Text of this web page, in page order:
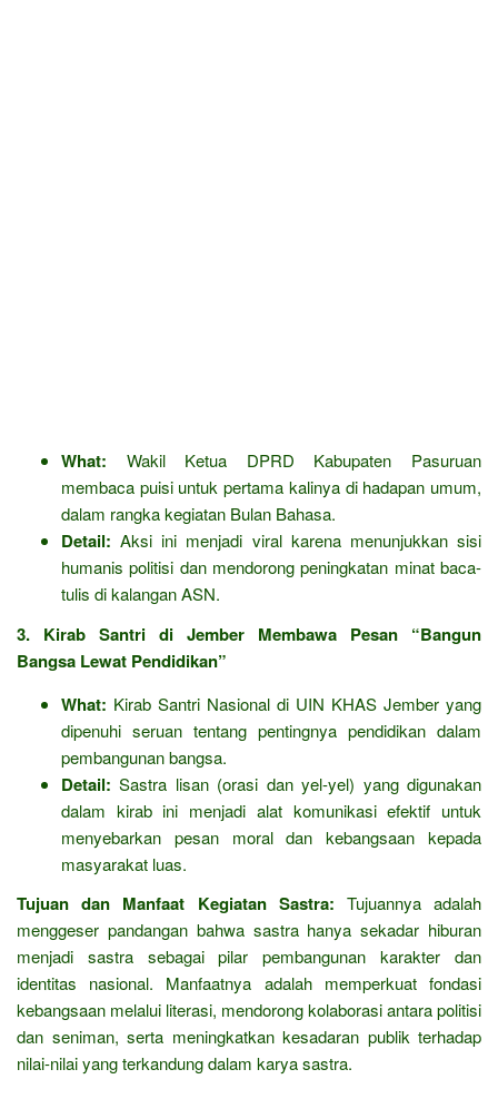
What: Wakil Ketua DPRD Kabupaten Pasuruan
membaca puisi untuk pertama kalinya di hadapan umum,
dalam rangka kegiatan Bulan Bahasa.
Detail: Aksi ini menjadi viral karena menunjukkan sisi
humanis politisi dan mendorong peningkatan minat baca-
tulis di kalangan ASN.
3. Kirab Santri di Jember Membawa Pesan “Bangun
Bangsa Lewat Pendidikan”
What: Kirab Santri Nasional di UIN KHAS Jember yang
dipenuhi seruan tentang pentingnya pendidikan dalam
pembangunan bangsa.
Detail: Sastra lisan (orasi dan yel-yel) yang digunakan
dalam kirab ini menjadi alat komunikasi efektif untuk
menyebarkan pesan moral dan kebangsaan kepada
masyarakat luas.
Tujuan dan Manfaat Kegiatan Sastra: Tujuannya adalah
menggeser pandangan bahwa sastra hanya sekadar hiburan
menjadi sastra sebagai pilar pembangunan karakter dan
identitas nasional. Manfaatnya adalah memperkuat fondasi
kebangsaan melalui literasi, mendorong kolaborasi antara politisi
dan seniman, serta meningkatkan kesadaran publik terhadap
nilai-nilai yang terkandung dalam karya sastra.